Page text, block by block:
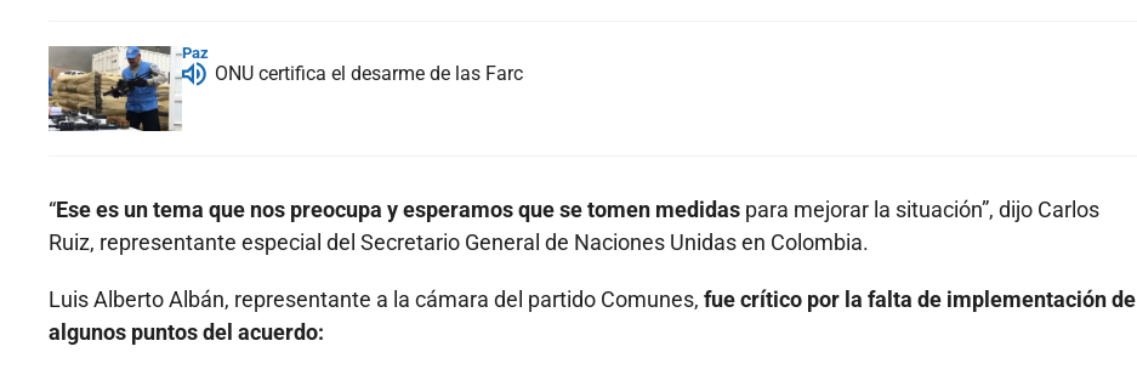
Paz
ONU certifica el desarme de las Farc
“Ese es un tema que nos preocupa y esperamos que se tomen medidas para mejorar la situación”, dijo Carlos
Ruiz, representante especial del Secretario General de Naciones Unidas en Colombia.
Luis Alberto Albán, representante a la cámara del partido Comunes, fue crítico por la falta de implementación de
algunos puntos del acuerdo: